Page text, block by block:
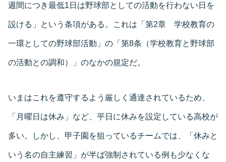
週間につき最低1日は野球部としての活動を行わない日を
設ける」という条項がある。これは「第2章 学校教育の
一環としての野球部活動」の「第8条（学校教育と野球部
の活動との調和）」のなかの規定だ。
いまはこれを遵守するよう厳しく通達されているため、
「月曜日は休み」など、平日に休みを設定している高校が
多い。しかし、甲子園を狙っているチームでは、「休みと
いう名の自主練習」が半ば強制されている例も少なくな